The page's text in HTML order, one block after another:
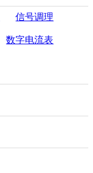
信号调理
数字电流表